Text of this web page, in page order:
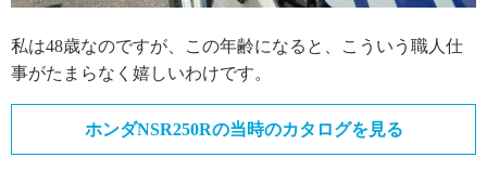
私は48歳なのですが、この年齢になると、こういう職人仕
事がたまらなく嬉しいわけです。
ホンダNSR250Rの当時のカタログを見る